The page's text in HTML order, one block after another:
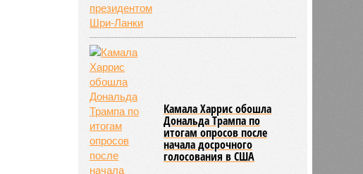
Камала Харрис обошла
Дональда Трампа по
итогам опросов после
начала досрочного
голосования в США